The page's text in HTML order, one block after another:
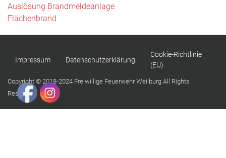
Beitragsnavigation
Auslösung Brandmeldeanlage
Flächenbrand
Impressum Datenschutzerklärung
Cookie-Richtlinie
(EU)
Copyright © 2018-2024 Freiwillige Feuerwehr Weilburg All Rights
Reserved.